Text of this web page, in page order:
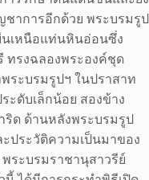
าการอีกด้วย พระบรมรูป
นเหนือแท่นหินอ่อนซึ่ง
ทรงฉลองพระองค์ชุด
ระบรมรูปฯ ในปราสาท
ะดับเล็กน้อย สองข้าง
ด ด้านหลังพระบรมรูป
ประวัติความเป็นมาของ
ระบรมราชานุสาวรีย์